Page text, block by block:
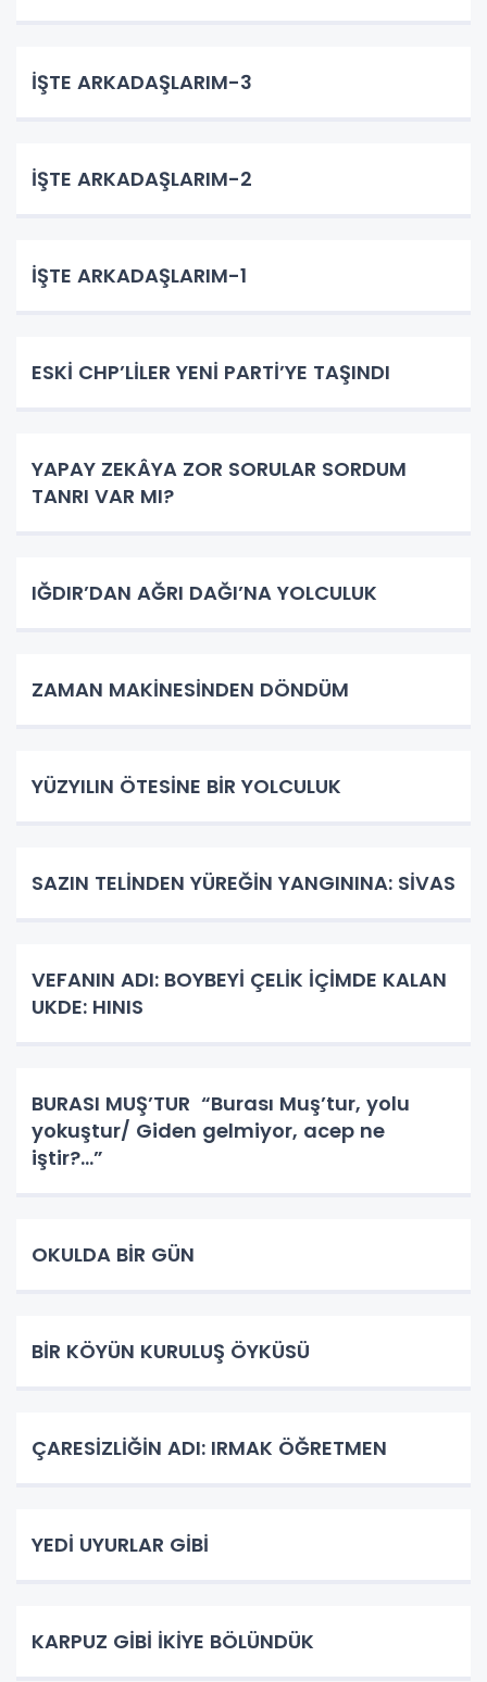
İŞTE ARKADAŞLARIM-3
İŞTE ARKADAŞLARIM-2
İŞTE ARKADAŞLARIM-1
ESKİ CHP’LİLER YENİ PARTİ’YE TAŞINDI
YAPAY ZEKÂYA ZOR SORULAR SORDUM
TANRI VAR MI?
IĞDIR’DAN AĞRI DAĞI’NA YOLCULUK
ZAMAN MAKİNESİNDEN DÖNDÜM
YÜZYILIN ÖTESİNE BİR YOLCULUK
SAZIN TELİNDEN YÜREĞİN YANGININA: SİVAS
VEFANIN ADI: BOYBEYİ ÇELİK İÇİMDE KALAN
UKDE: HINIS
BURASI MUŞ’TUR “Burası Muş’tur, yolu
yokuştur/ Giden gelmiyor, acep ne
iştir?...”
OKULDA BİR GÜN
BİR KÖYÜN KURULUŞ ÖYKÜSÜ
ÇARESİZLİĞİN ADI: IRMAK ÖĞRETMEN
YEDİ UYURLAR GİBİ
KARPUZ GİBİ İKİYE BÖLÜNDÜK